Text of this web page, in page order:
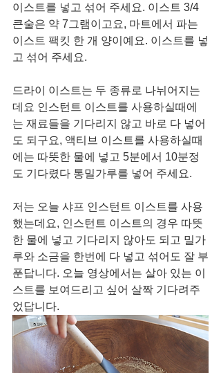
이스트를 넣고 섞어 주세요. 이스트 3/4
큰술은 약 7그램이고요, 마트에서 파는
이스트 팩킷 한 개 양이예요. 이스트를 넣
고 섞어 주세요.
드라이 이스트는 두 종류로 나뉘어지는
데요 인스턴트 이스트를 사용하실때에
는 재료들을 기다리지 않고 바로 다 넣어
도 되구요, 액티브 이스트를 사용하실때
에는 따뜻한 물에 넣고 5분에서 10분정
도 기다렸다 통밀가루를 넣어 주세요.
저는 오늘 샤프 인스턴트 이스트를 사용
했는데요, 인스턴트 이스트의 경우 따뜻
한 물에 넣고 기다리지 않아도 되고 밀가
루와 소금을 한번에 다 넣고 섞어도 잘 부
푼답니다. 오늘 영상에서는 살아 있는 이
스트를 보여드리고 싶어 살짝 기다려주
었답니다.